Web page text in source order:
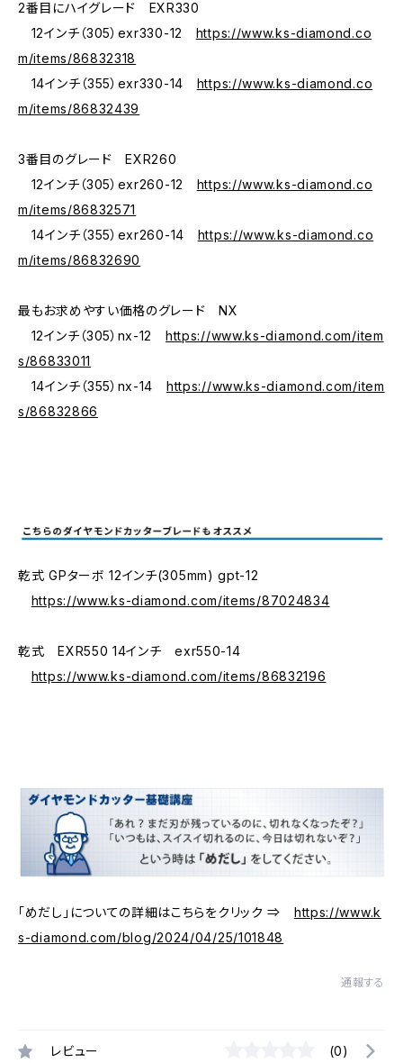
2番目にハイグレード EXR330
12インチ（305）exr330-12 https://www.ks-diamond.co
m/items/86832318
14インチ（355）exr330-14 https://www.ks-diamond.co
m/items/86832439
3番目のグレード EXR260
12インチ（305）exr260-12 https://www.ks-diamond.co
m/items/86832571
14インチ（355）exr260-14 https://www.ks-diamond.co
m/items/86832690
最もお求めやすい価格のグレード NX
12インチ（305）nx-12 https://www.ks-diamond.com/item
s/86833011
14インチ（355）nx-14 https://www.ks-diamond.com/item
s/86832866
乾式 GPターボ 12インチ(305mm) gpt-12
https://www.ks-diamond.com/items/87024834
乾式 EXR550 14インチ exr550-14
https://www.ks-diamond.com/items/86832196
「めだし」についての詳細はこちらをクリック ⇒ https://www.k
s-diamond.com/blog/2024/04/25/101848
通報する
レビュー (0)